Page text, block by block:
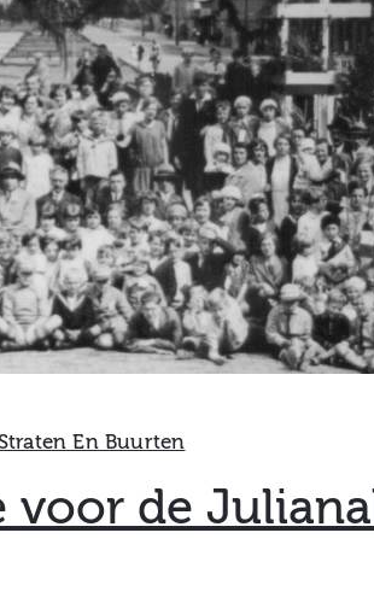
En Buurten
voor de